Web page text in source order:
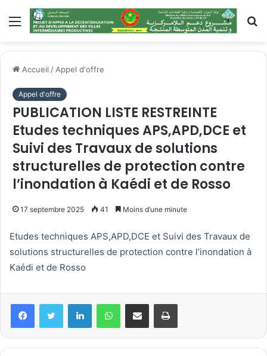
Menu
Accueil / Appel d'offre
Appel d'offre
PUBLICATION LISTE RESTREINTE
Etudes techniques APS,APD,DCE et
Suivi des Travaux de solutions
structurelles de protection contre
l’inondation à Kaédi et de Rosso
17 septembre 2025 41 Moins d’une minute
Etudes techniques APS,APD,DCE et Suivi des Travaux de
solutions structurelles de protection contre l’inondation à
Kaédi et de Rosso